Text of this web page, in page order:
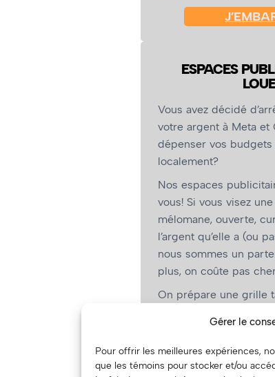
Gérer le
Pour offrir les meilleures expériences,
que les témoins pour stocker et/ou
ESPACES
Vous avez décidé
votre argent à Meta et
dépenser vos
localement?
Nos espaces
vous! Si vous visez
mélomane, ouverte,
l’argent qu’elle a (ou
nous sommes un
plus, on coûte pas
On prépare une grille
vous, les artistes!)